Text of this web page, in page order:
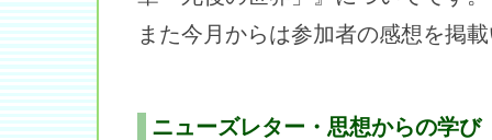
また今月からは参加者の感想を掲
ニューズレター・思想からの学び